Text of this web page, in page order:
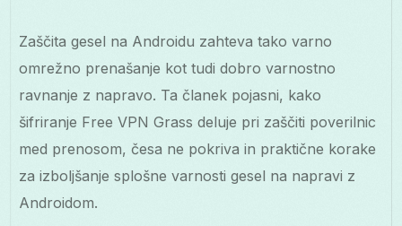
Zaščita gesel na Androidu zahteva tako varno
omrežno prenašanje kot tudi dobro varnostno
ravnanje z napravo. Ta članek pojasni, kako
šifriranje Free VPN Grass deluje pri zaščiti poverilnic
med prenosom, česa ne pokriva in praktične korake
za izboljšanje splošne varnosti gesel na napravi z
Androidom.